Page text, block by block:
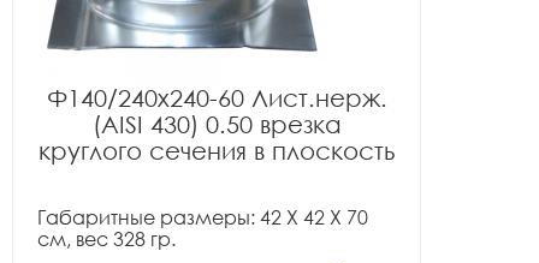
Ф140/240x240-60 Лист.нерж.
(AISI 430) 0.50 врезка
круглого сечения в плоскость
Габаритные размеры: 42 X 42 X 70
см, вес 328 гр.